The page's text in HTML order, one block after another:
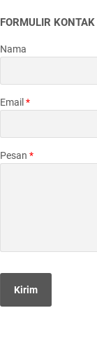
FORMULIR KONTAK
Nama
Email *
Pesan *